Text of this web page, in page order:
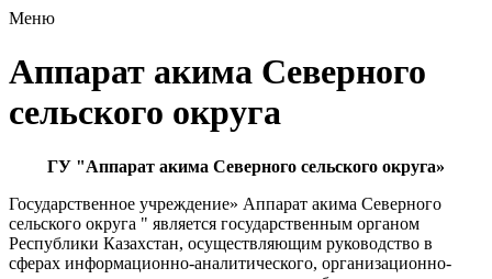
Меню
Аппарат акима Северного
сельского округа
ГУ "Аппарат акима Северного сельского округа»
Государственное учреждение» Аппарат акима Северного
сельского округа " является государственным органом
Республики Казахстан, осуществляющим руководство в
сферах информационно-аналитического, организационно-